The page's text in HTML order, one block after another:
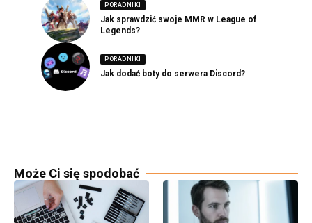
PORADNIKI
Jak sprawdzić swoje MMR w League of
Legends?
PORADNIKI
Jak dodać boty do serwera Discord?
Może Ci się spodobać